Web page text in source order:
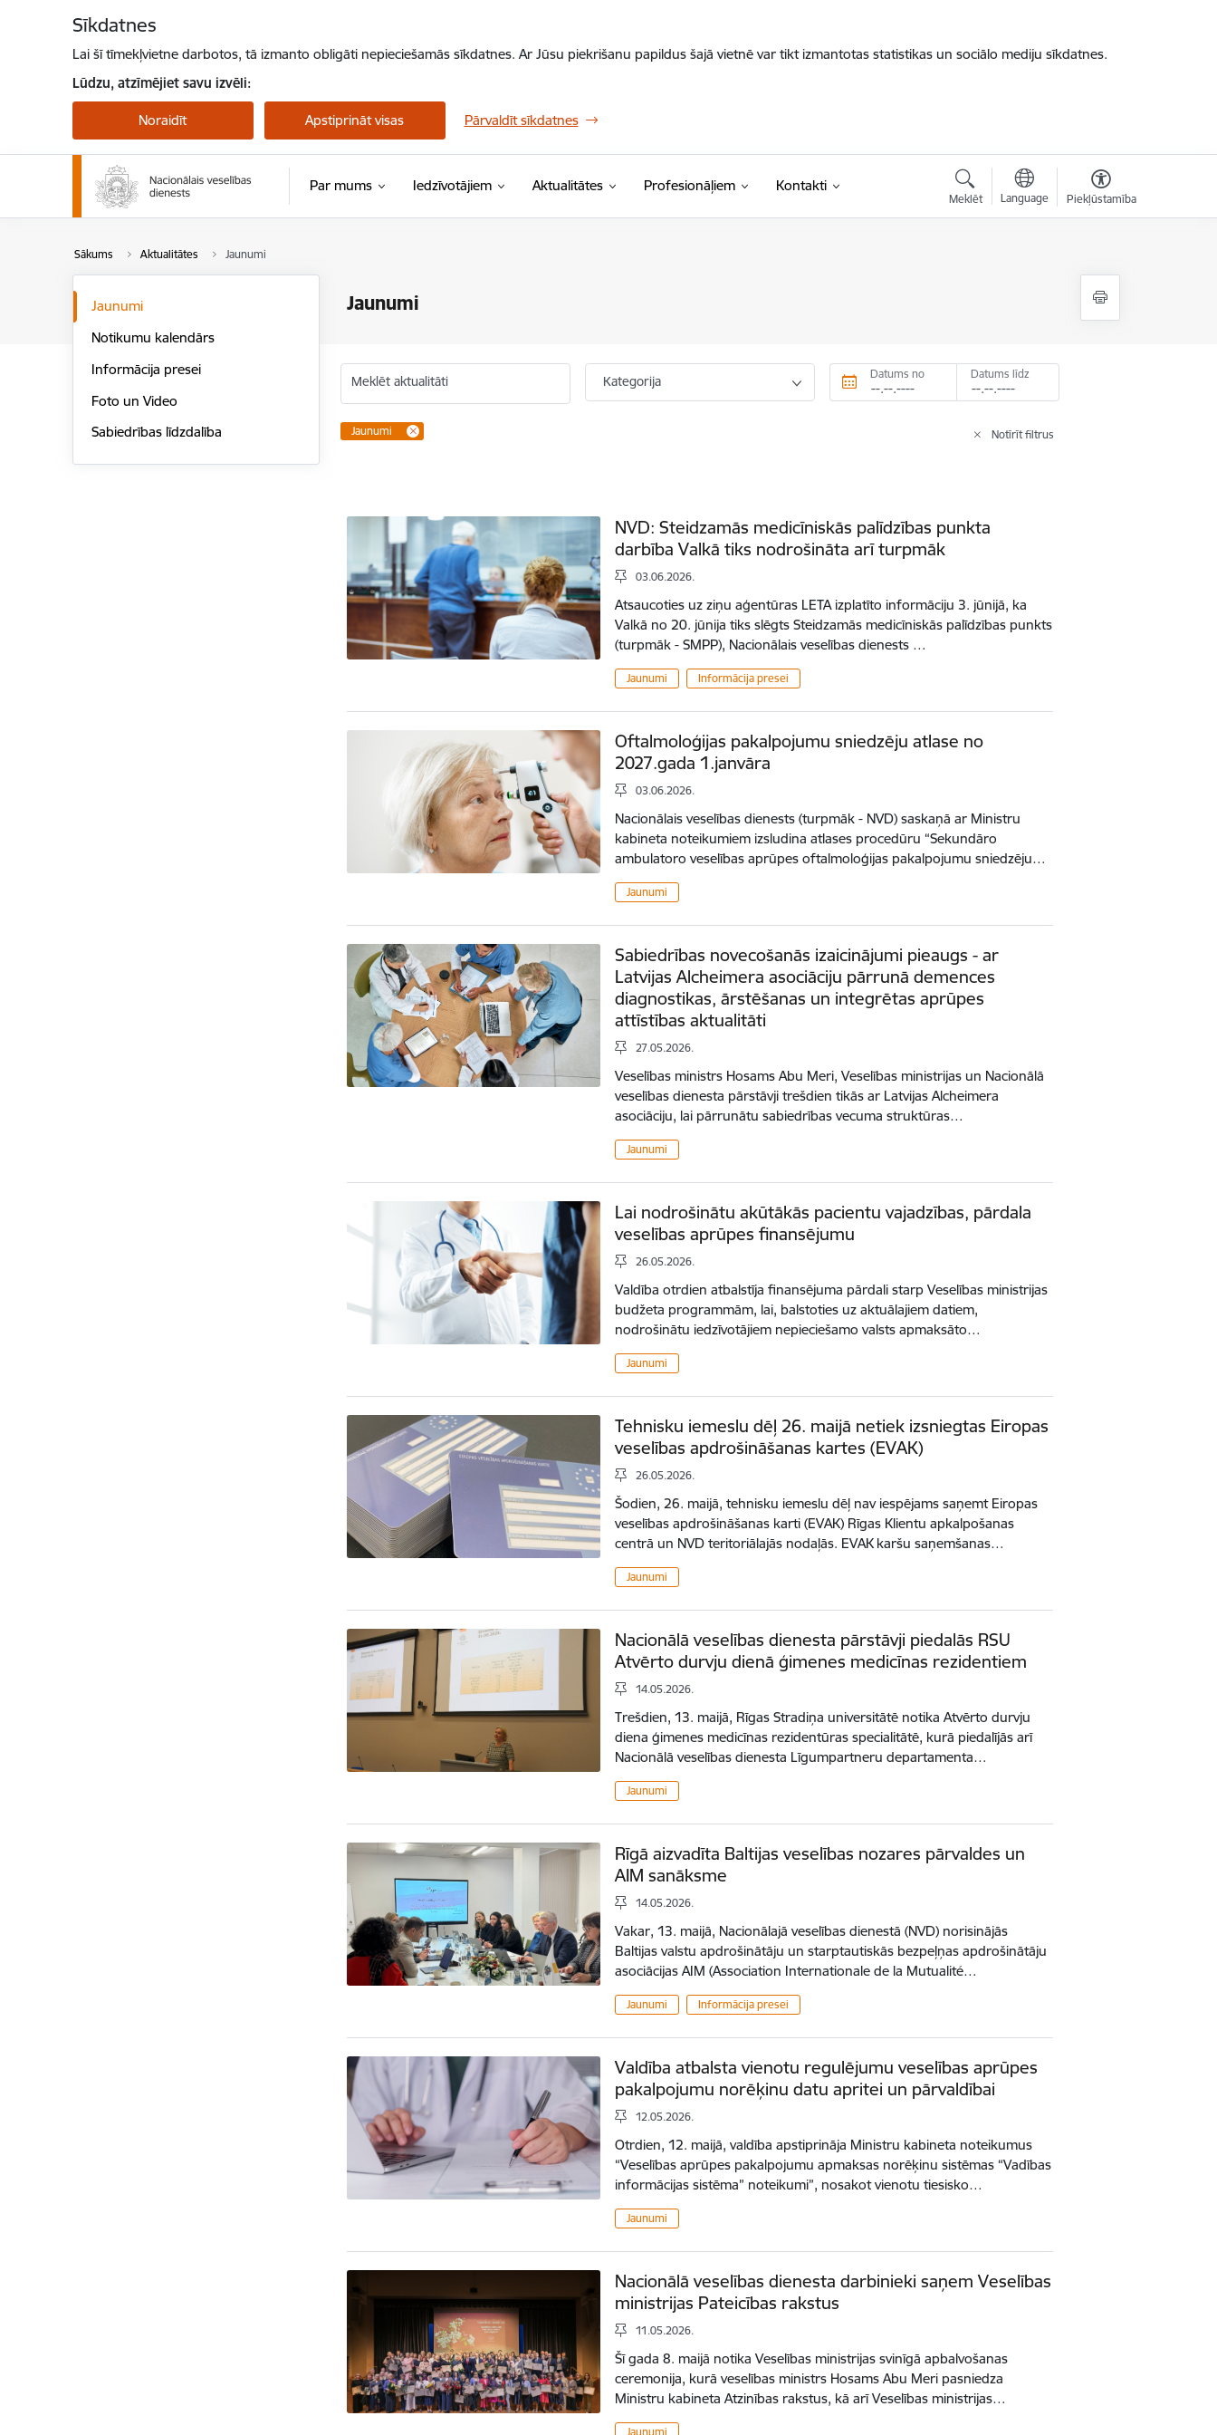
Sīkdatnes
Lai šī tīmekļvietne darbotos, tā izmanto obligāti nepieciešamās sīkdatnes. Ar Jūsu piekrišanu papildus šajā vietnē var tikt izmantotas statistikas un sociālo mediju sīkdatnes.
Lūdzu, atzīmējiet savu izvēli:
Noraidīt Apstiprināt visas Pārvaldīt sīkdatnes
Par mums Iedzīvotājiem Aktualitātes Profesionāļiem Kontakti
Meklēt Language Piekļūstamība
Sākums Aktualitātes Jaunumi
Jaunumi
Jaunumi
Notikumu kalendārs
Informācija presei
Foto un Video
Sabiedrības līdzdalība
Meklēt aktualitāti Kategorija Datums no Datums līdz
Jaunumi Notīrīt filtrus
NVD: Steidzamās medicīniskās palīdzības punkta
darbība Valkā tiks nodrošināta arī turpmāk
03.06.2026.
Atsaucoties uz ziņu aģentūras LETA izplatīto informāciju 3. jūnijā, ka
Valkā no 20. jūnija tiks slēgts Steidzamās medicīniskās palīdzības punkts
(turpmāk - SMPP), Nacionālais veselības dienests …
Jaunumi Informācija presei
Oftalmoloģijas pakalpojumu sniedzēju atlase no
2027.gada 1.janvāra
03.06.2026.
Nacionālais veselības dienests (turpmāk - NVD) saskaņā ar Ministru
kabineta noteikumiem izsludina atlases procedūru “Sekundāro
ambulatoro veselības aprūpes oftalmoloģijas pakalpojumu sniedzēju…
Jaunumi
Sabiedrības novecošanās izaicinājumi pieaugs - ar
Latvijas Alcheimera asociāciju pārrunā demences
diagnostikas, ārstēšanas un integrētas aprūpes
attīstības aktualitāti
27.05.2026.
Veselības ministrs Hosams Abu Meri, Veselības ministrijas un Nacionālā
veselības dienesta pārstāvji trešdien tikās ar Latvijas Alcheimera
asociāciju, lai pārrunātu sabiedrības vecuma struktūras…
Jaunumi
Lai nodrošinātu akūtākās pacientu vajadzības, pārdala
veselības aprūpes finansējumu
26.05.2026.
Valdība otrdien atbalstīja finansējuma pārdali starp Veselības ministrijas
budžeta programmām, lai, balstoties uz aktuālajiem datiem,
nodrošinātu iedzīvotājiem nepieciešamo valsts apmaksāto…
Jaunumi
Tehnisku iemeslu dēļ 26. maijā netiek izsniegtas Eiropas
veselības apdrošināšanas kartes (EVAK)
26.05.2026.
Šodien, 26. maijā, tehnisku iemeslu dēļ nav iespējams saņemt Eiropas
veselības apdrošināšanas karti (EVAK) Rīgas Klientu apkalpošanas
centrā un NVD teritoriālajās nodaļās. EVAK karšu saņemšanas…
Jaunumi
Nacionālā veselības dienesta pārstāvji piedalās RSU
Atvērto durvju dienā ģimenes medicīnas rezidentiem
14.05.2026.
Trešdien, 13. maijā, Rīgas Stradiņa universitātē notika Atvērto durvju
diena ģimenes medicīnas rezidentūras specialitātē, kurā piedalījās arī
Nacionālā veselības dienesta Līgumpartneru departamenta…
Jaunumi
Rīgā aizvadīta Baltijas veselības nozares pārvaldes un
AIM sanāksme
14.05.2026.
Vakar, 13. maijā, Nacionālajā veselības dienestā (NVD) norisinājās
Baltijas valstu apdrošinātāju un starptautiskās bezpeļņas apdrošinātāju
asociācijas AIM (Association Internationale de la Mutualité…
Jaunumi Informācija presei
Valdība atbalsta vienotu regulējumu veselības aprūpes
pakalpojumu norēķinu datu apritei un pārvaldībai
12.05.2026.
Otrdien, 12. maijā, valdība apstiprināja Ministru kabineta noteikumus
“Veselības aprūpes pakalpojumu apmaksas norēķinu sistēmas “Vadības
informācijas sistēma” noteikumi”, nosakot vienotu tiesisko…
Jaunumi
Nacionālā veselības dienesta darbinieki saņem Veselības
ministrijas Pateicības rakstus
11.05.2026.
Šī gada 8. maijā notika Veselības ministrijas svinīgā apbalvošanas
ceremonija, kurā veselības ministrs Hosams Abu Meri pasniedza
Ministru kabineta Atzinības rakstus, kā arī Veselības ministrijas…
Jaunumi